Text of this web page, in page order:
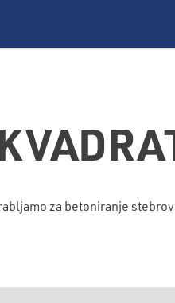
za betoniranje